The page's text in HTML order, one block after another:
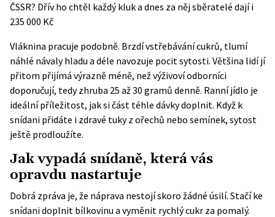
ČSSR? Dřív ho chtěl každý kluk a dnes za něj sběratelé dají i
235 000 Kč
Vláknina pracuje podobně. Brzdí vstřebávání cukrů, tlumí
náhlé návaly hladu a déle navozuje pocit sytosti. Většina lidí jí
přitom přijímá výrazně méně, než výživoví odborníci
doporučují, tedy zhruba 25 až 30 gramů denně. Ranní jídlo je
ideální příležitost, jak si část téhle dávky doplnit. Když k
snídani přidáte i zdravé tuky z ořechů nebo semínek, sytost
ještě prodloužíte.
Jak vypadá snídaně, která vás
opravdu nastartuje
Dobrá zpráva je, že náprava nestojí skoro žádné úsilí. Stačí ke
snídani doplnit bílkovinu a vyměnit rychlý cukr za pomalý.